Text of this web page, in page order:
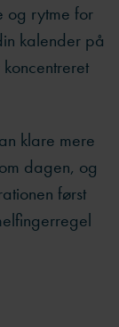
og rytme for
kalender på
klare mere
dagen, og
først